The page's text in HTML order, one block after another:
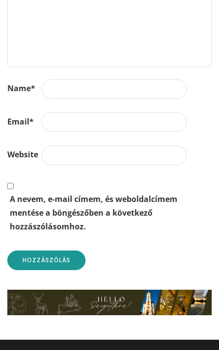
Name*
Email*
Website
A nevem, e-mail címem, és weboldalcímem
mentése a böngészőben a következő
hozzászólásomhoz.